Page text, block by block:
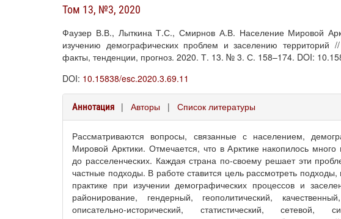
Том 13, №3, 2020
Фаузер В.В., Лыткина Т.С., Смирнов А.В. Население Мировой
изучению демографических проблем и заселению территорий
факты, тенденции, прогноз. 2020. Т. 13. № 3. С. 158–174. DOI:
DOI: 10.15838/esc.2020.3.69.11
Аннотация | Авторы | Список литературы
Рассматриваются вопросы, связанные с населением,
Мировой Арктики. Отмечается, что в Арктике накопилось
до расселенческих. Каждая страна по-своему решает эти
частные подходы. В работе ставится цель рассмотреть
практике при изучении демографических процессов и
районирование, гендерный, геополитический,
описательно-исторический, статистический, сетевой,